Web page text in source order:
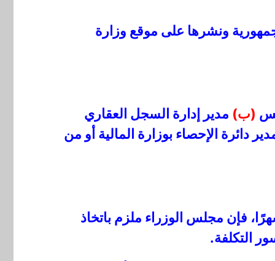
ونشرها على موقع وزارة
(ب) مدير إدارة السجل العقاري
دائرة الإحصاء بوزارة المالية أو من
فإن مجلس الوزراء ملزم باتخاذ
التكلفة.